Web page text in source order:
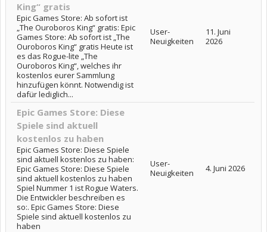
King“ gratis
Epic Games Store: Ab sofort ist
„The Ouroboros King“ gratis: Epic
Games Store: Ab sofort ist „The
Ouroboros King“ gratis Heute ist
es das Rogue-lite „The
Ouroboros King“, welches ihr
kostenlos eurer Sammlung
hinzufügen könnt. Notwendig ist
dafür lediglich...
User-
Neuigkeiten
11. Juni
2026
Epic Games Store: Diese
Spiele sind aktuell
kostenlos zu haben
Epic Games Store: Diese Spiele
sind aktuell kostenlos zu haben:
Epic Games Store: Diese Spiele
sind aktuell kostenlos zu haben
Spiel Nummer 1 ist Rogue Waters.
Die Entwickler beschreiben es
so:. Epic Games Store: Diese
Spiele sind aktuell kostenlos zu
haben
User-
Neuigkeiten
4. Juni 2026